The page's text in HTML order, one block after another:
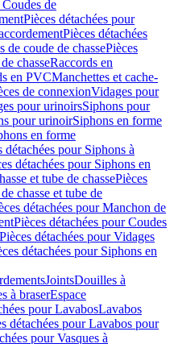
de
Pièces détachées pour
Pièces détachées
de coude de chassePièces
chasseRaccords en
en PVCManchettes et cache-
de connexionVidages pour
pour urinoirsSiphons pour
pour urinoirSiphons en forme
en forme
détachées pour Siphons à
détachées pour Siphons en
et tube de chassePièces
chasse et tube de
détachées pour Manchon de
Pièces détachées pour Coudes
Pièces détachées pour Vidages
détachées pour Siphons en
JointsDouilles à
à braserEspace
pour LavabosLavabos
détachées pour Lavabos pour
pour Vasques à